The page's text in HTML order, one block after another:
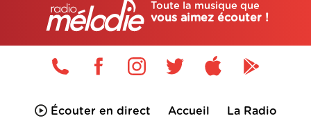
Toute la musique que
vous aimez écouter !
Écouter en direct Accueil La Radio